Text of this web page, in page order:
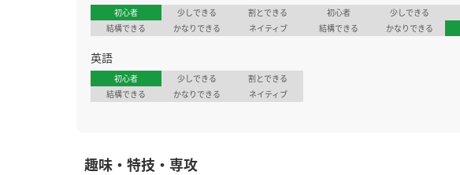
初心者 少しできる
割とできる
結構できる
かなりできる ネイティブ
初心者 少しできる
結構できる
かなりできる
英語
初心者 少しできる
割とできる
結構できる
かなりできる ネイティブ
趣味・特技・専攻